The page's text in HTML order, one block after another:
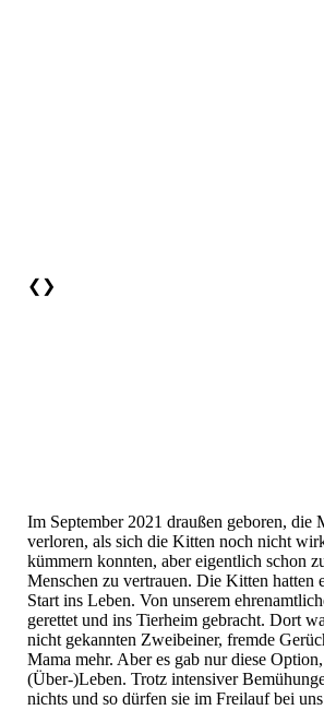
❮ ❯
Im September 2021 draußen geboren, die
verloren, als sich die Kitten noch nicht
kümmern konnten, aber eigentlich schon
Menschen zu vertrauen. Die Kitten hatten
Start ins Leben. Von unserem
gerettet und ins Tierheim gebracht. Dort
nicht gekannten Zweibeiner, fremde
Mama mehr. Aber es gab nur diese
(Über-)Leben. Trotz intensiver
nichts und so dürfen sie im Freilauf bei